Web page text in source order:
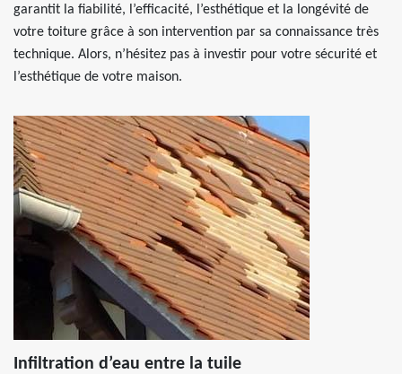
garantit la fiabilité, l’efficacité, l’esthétique et la longévité de
votre toiture grâce à son intervention par sa connaissance très
technique. Alors, n’hésitez pas à investir pour votre sécurité et
l’esthétique de votre maison.
Infiltration d’eau entre la tuile